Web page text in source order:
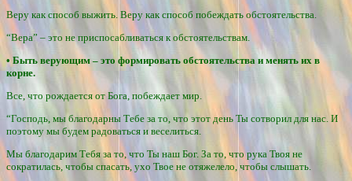
Веру как способ выжить. Веру как способ побеждать обстоятельства.
“Вера” – это не приспосабливаться к обстоятельствам.
• Быть верующим – это формировать обстоятельства и менять их в
корне.
Все, что рождается от Бога, побеждает мир.
“Господь, мы благодарны Тебе за то, что этот день Ты сотворил для нас. И
поэтому мы будем радоваться и веселиться.
Мы благодарим Тебя за то, что Ты наш Бог. За то, что рука Твоя не
сократилась, чтобы спасать, ухо Твое не отяжелело, чтобы слышать.